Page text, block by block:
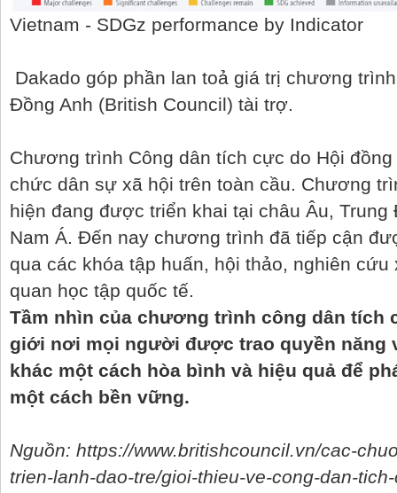
Vietnam - SDGz performance by Indicator
Dakado góp phần lan toả giá trị chương
Đồng Anh (British Council) tài trợ.
Chương trình Công dân tích cực do Hội
chức dân sự xã hội trên toàn cầu. Chương
hiện đang được triển khai tại châu Âu,
Nam Á. Đến nay chương trình đã tiếp cận
qua các khóa tập huấn, hội thảo, nghiên
quan học tập quốc tế.
Tầm nhìn của chương trình công dân tích
giới nơi mọi người được trao quyền năng
khác một cách hòa bình và hiệu quả để
một cách bền vững.
Nguồn: https://www.britishcouncil.vn/cac-
trien-lanh-dao-tre/gioi-thieu-ve-cong-dan-